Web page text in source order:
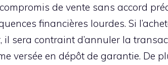
de vente sans accord
financières lourdes. Si
il sera contraint d’annuler la
versée en dépôt de garantie. De